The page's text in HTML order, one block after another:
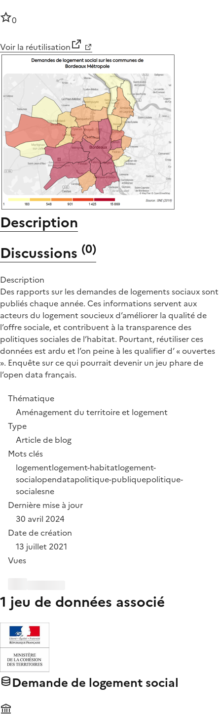
0
Voir la réutilisation
Description
Discussions (0)
Description
Des rapports sur les demandes de logements sociaux sont
publiés chaque année. Ces informations servent aux
acteurs du logement soucieux d’améliorer la qualité de
l’offre sociale, et contribuent à la transparence des
politiques sociales de l’habitat. Pourtant, réutiliser ces
données est ardu et l’on peine à les qualifier d’ « ouvertes
». Enquête sur ce qui pourrait devenir un jeu phare de
l’open data français.
Thématique
Aménagement du territoire et logement
Type
Article de blog
Mots clés
logementlogement-habitatlogement-
socialopendatapolitique-publiquepolitique-
socialesne
Dernière mise à jour
30 avril 2024
Date de création
13 juillet 2021
Vues
1 jeu de données associé
Demande de logement social